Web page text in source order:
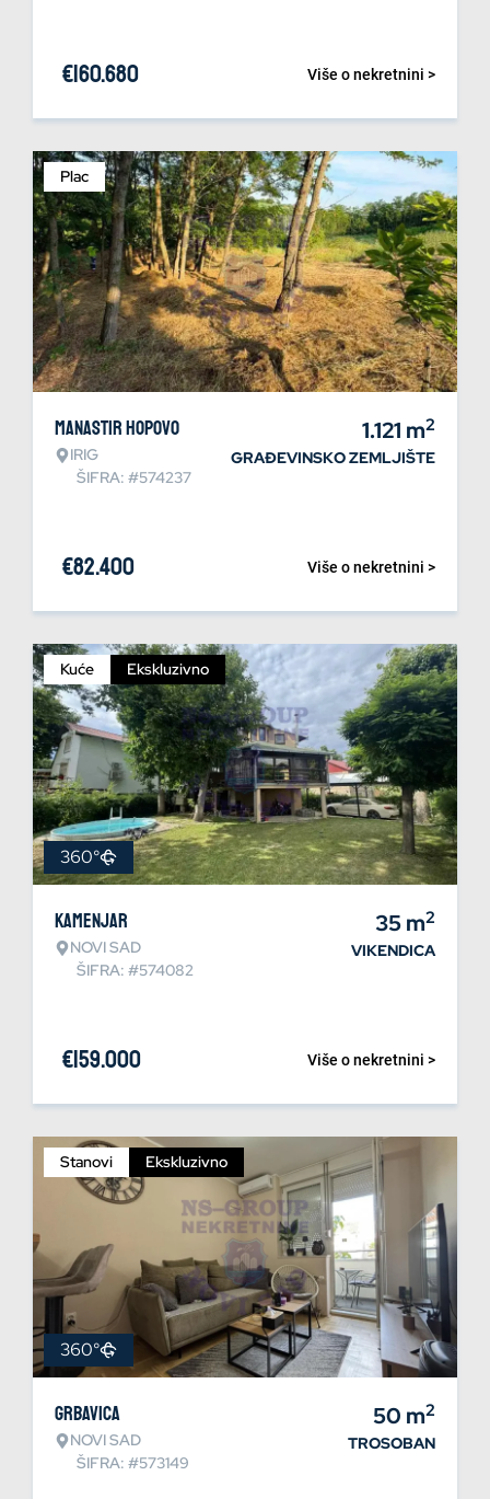
Više o nekretnini >
€160.680
Plac
Manastir Hopovo
IRIG
ŠIFRA: #574237
1.121 m2
GRAĐEVINSKO ZEMLJIŠTE
Više o nekretnini >
€82.400
Kuće Ekskluzivno
360°
Kamenjar
NOVI SAD
ŠIFRA: #574082
35m2
VIKENDICA
Više o nekretnini >
€159.000
Stanovi Ekskluzivno
360°
Grbavica
NOVI SAD
ŠIFRA: #573149
50 m2
TROSOBAN